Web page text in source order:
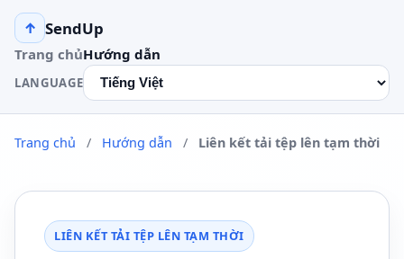
↑ SendUp
Trang chủHướng dẫn
LANGUAGE
Trang chủ / Hướng dẫn / Liên kết tải tệp lên tạm thời
LIÊN KẾT TẢI TỆP LÊN TẠM THỜI